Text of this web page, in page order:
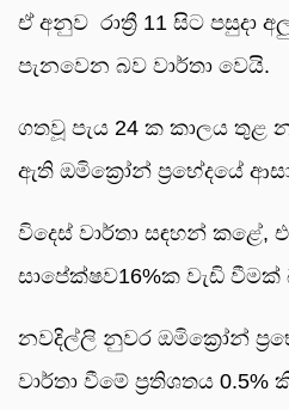
ඒ අනුව රාත්‍රී 11 සිට පසුදා
පැනවෙන බව වාර්තා වෙයි.
ගතවූ පැය 24 ක කාලය තුළ
ඇති ඔමික්‍රෝන් ප්‍රභේදයේ
විදෙස් වාර්තා සඳහන් කළේ,
සාපේක්ෂව16%ක වැඩි වීමක්
නවදිල්ලි නුවර ඔමික්‍රෝන්
වාර්තා වීමේ ප්‍රතිශතය